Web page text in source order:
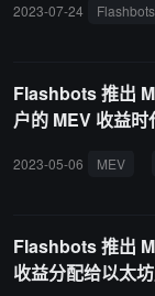
部分资金分配给以
与用户交易进行匹
获工作。（来源链
2023-07-24 Flashbots
Flashbots 推出
户的 MEV 收益时
2023-05-06 MEV
Flashbots 推出
收益分配给以太